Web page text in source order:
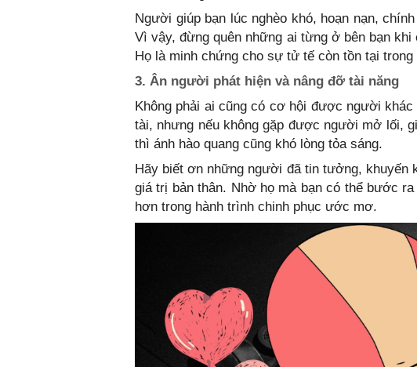
Người giúp bạn lúc nghèo khó, hoạn nạn,
Vì vậy, đừng quên những ai từng ở bên bạn
Họ là minh chứng cho sự tử tế còn tồn tại trong
3. Ân người phát hiện và nâng đỡ tài năng
Không phải ai cũng có cơ hội được người
tài, nhưng nếu không gặp được người mở lối,
thì ánh hào quang cũng khó lòng tỏa sáng.
Hãy biết ơn những người đã tin tưởng, khuyến
giá trị bản thân. Nhờ họ mà bạn có thể bước
hơn trong hành trình chinh phục ước mơ.